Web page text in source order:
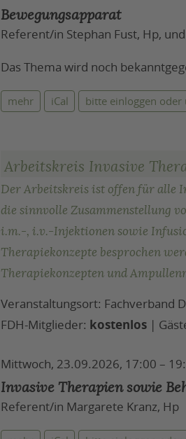
Bewegungsapparat
Referent/in Stephan Fust, Hp,
Das Thema wird noch
mehr iCal bitte einloggen oder
Arbeitskreis Invasive
Der Arbeitskreis ist offen für alle
die sinnvolle Zusammenstellung
i.m.-, i.v.-Injektionen sowie
Therapiekonzepte besprochen
Therapiekonzepten und
Veranstaltungsort: Fachverband
FDH-Mitglieder: kostenlos |
Mittwoch, 23.09.2026, 17:00 –
Invasive Therapien sowie
Referent/in Margarete Kranz, Hp